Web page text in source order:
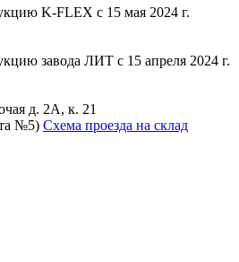
K-FLEX с 15 мая 2024 г.
завода ЛИТ с 15 апреля 2024 г.
д. 2А, к. 21
№5) Схема проезда на склад